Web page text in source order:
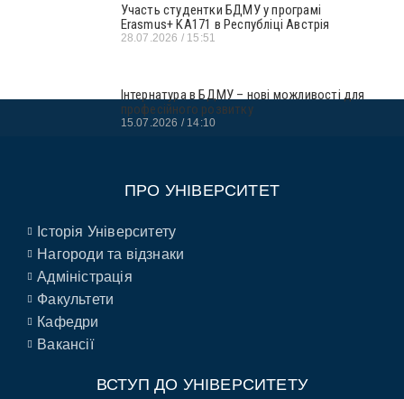
Участь студентки БДМУ у програмі
Erasmus+ KA171 в Республіці Австрія
28.07.2026 15:51
Інтернатура в БДМУ – нові можливості для
професійного розвитку
15.07.2026 14:10
ПРО УНІВЕРСИТЕТ
Історія Університету
Нагороди та відзнаки
Адміністрація
Факультети
Кафедри
Вакансії
ВСТУП ДО УНІВЕРСИТЕТУ